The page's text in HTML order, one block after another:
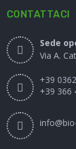
CONTATTACI
Sede
Via A.
+39
+39 366